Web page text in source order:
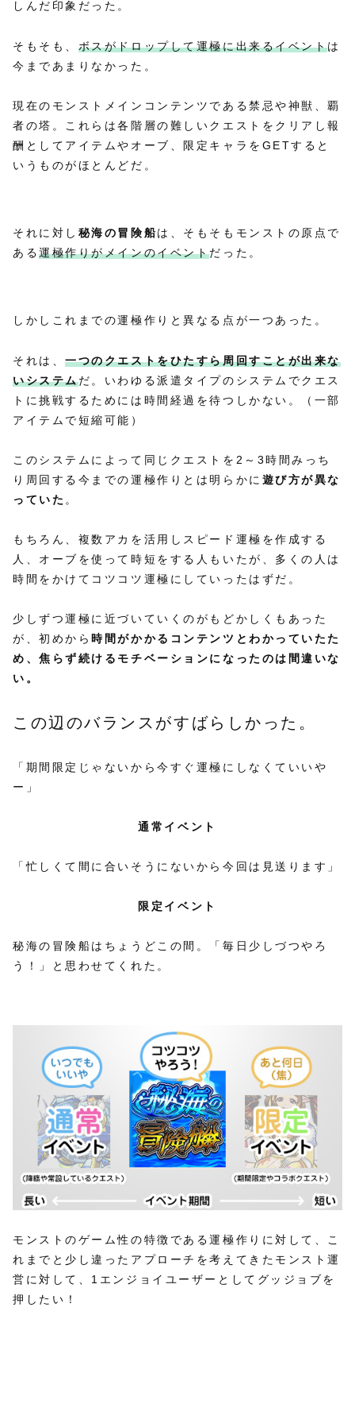
しんだ印象だった。
そもそも、 ボスがドロップして運極に出来るイベントは
今まであまりなかった。
現在のモンストメインコンテンツである禁忌や神獣、覇
者の塔。これらは各階層の難しいクエストをクリアし報
酬としてアイテムやオーブ、限定キャラをGETすると
いうものがほとんどだ。
それに対し 秘海の冒険船は、そもそもモンストの原点で
ある運極作りがメインのイベントだった。
しかしこれまでの運極作りと異なる点が一つあった。
それは、一つのクエストをひたすら周回すことが出来な
いシステムだ。いわゆる派遣タイプのシステムでクエス
トに挑戦するためには時間経過を待つしかない。（一部
アイテムで短縮可能）
このシステムによって同じクエストを2～3時間みっち
り周回する今までの運極作りとは明らかに 遊び方が異な
っていた 。
もちろん、複数アカを活用しスピード運極を作成する
人、オーブを使って時短をする人もいたが、多くの人は
時間をかけてコツコツ運極にしていったはずだ。
少しずつ運極に近づいていくのがもどかしくもあった
が、初めから 時間がかかるコンテンツとわかっていたた
め、焦らず続けるモチベーションになったのは間違いな
い。
この辺のバランスがすばらしかった。
「期間限定じゃないから今すぐ運極にしなくていいや
ー」
通常イベント
「忙しくて間に合いそうにないから今回は見送ります」
限定イベント
秘海の冒険船はちょうどこの間。「毎日少しづつやろ
う！」と思わせてくれた。
モンストのゲーム性の特徴である運極作りに対して、こ
れまでと少し違ったアプローチを考えてきたモンスト運
営に対して、1エンジョイユーザーとしてグッジョブを
押したい！